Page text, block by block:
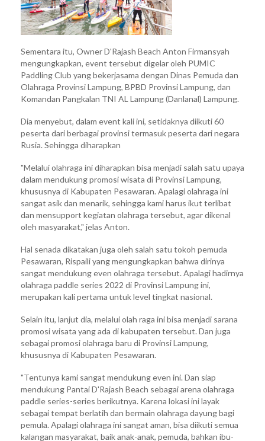
Sementara itu, Owner D'Rajash Beach Anton Firmansyah
mengungkapkan, event tersebut digelar oleh PUMIC
Paddling Club yang bekerjasama dengan Dinas Pemuda dan
Olahraga Provinsi Lampung, BPBD Provinsi Lampung, dan
Komandan Pangkalan TNI AL Lampung (Danlanal) Lampung.
Dia menyebut, dalam event kali ini, setidaknya diikuti 60
peserta dari berbagai provinsi termasuk peserta dari negara
Rusia. Sehingga diharapkan
"Melalui olahraga ini diharapkan bisa menjadi salah satu upaya
dalam mendukung promosi wisata di Provinsi Lampung,
khususnya di Kabupaten Pesawaran. Apalagi olahraga ini
sangat asik dan menarik, sehingga kami harus ikut terlibat
dan mensupport kegiatan olahraga tersebut, agar dikenal
oleh masyarakat," jelas Anton.
Hal senada dikatakan juga oleh salah satu tokoh pemuda
Pesawaran, Rispaili yang mengungkapkan bahwa dirinya
sangat mendukung even olahraga tersebut. Apalagi hadirnya
olahraga paddle series 2022 di Provinsi Lampung ini,
merupakan kali pertama untuk level tingkat nasional.
Selain itu, lanjut dia, melalui olah raga ini bisa menjadi sarana
promosi wisata yang ada di kabupaten tersebut. Dan juga
sebagai promosi olahraga baru di Provinsi Lampung,
khususnya di Kabupaten Pesawaran.
"Tentunya kami sangat mendukung even ini. Dan siap
mendukung Pantai D'Rajash Beach sebagai arena olahraga
paddle series-series berikutnya. Karena lokasi ini layak
sebagai tempat berlatih dan bermain olahraga dayung bagi
pemula. Apalagi olahraga ini sangat aman, bisa diikuti semua
kalangan masyarakat, baik anak-anak, pemuda, bahkan ibu-